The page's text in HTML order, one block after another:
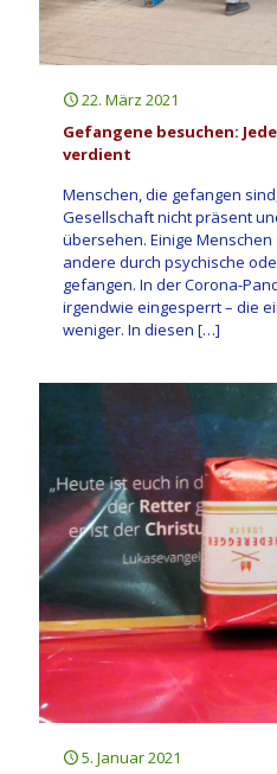
22. März 2021
Gefangene besuchen:
verdient
Menschen, die gefangen
Gesellschaft nicht präsent
übersehen. Einige
andere durch psychische
gefangen. In der Corona-
irgendwie eingesperrt – die
weniger. In diesen […]
5. Januar 2021